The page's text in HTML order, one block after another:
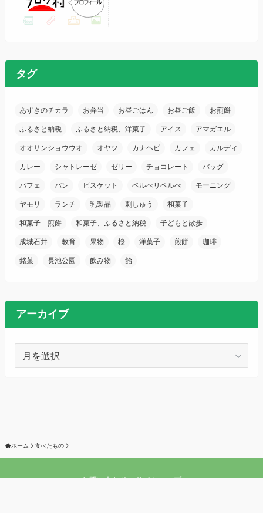
タグ
あずきのチカラ お弁当 お昼ごはん お昼ご飯 お煎餅
ふるさと納税 ふるさと納税、洋菓子 アイス アマガエル
オオサンショウウオ オヤツ カナヘビ カフェ カルディ
カレー シャトレーゼ ゼリー チョコレート バッグ
パフェ パン ビスケット ベルべリベルべ モーニング
ヤモリ ランチ 乳製品 刺しゅう 和菓子
和菓子 煎餅 和菓子、ふるさと納税 子どもと散歩
成城石井 教育 果物 桜 洋菓子 煎餅 珈琲
銘菓 長池公園 飲み物 飴
アーカイブ
ホーム 食べたもの
お問い合わせ サイトマップ